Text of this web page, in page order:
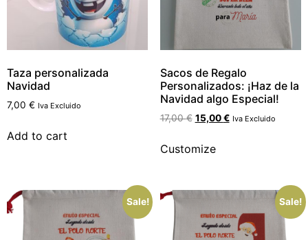
Taza personalizada
Navidad
7,00 € Iva Excluido
Add to cart
Sacos de Regalo
Personalizados: ¡Haz de la
Navidad algo Especial!
17,00€ 15,00€ Iva Excluido
Customize
Sale! Sale!